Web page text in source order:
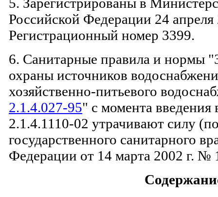
5. Зарегистрированы в
Российской Федерации 24 апреля
Регистрационный номер 3399.
6. Санитарные правила и нормы
охраны источников
хозяйственно-питьевого
2.1.4.027-95" с момента
2.1.4.1110-02 утрачивают силу
государственного санитарного
Федерации от 14 марта 2002 г. №